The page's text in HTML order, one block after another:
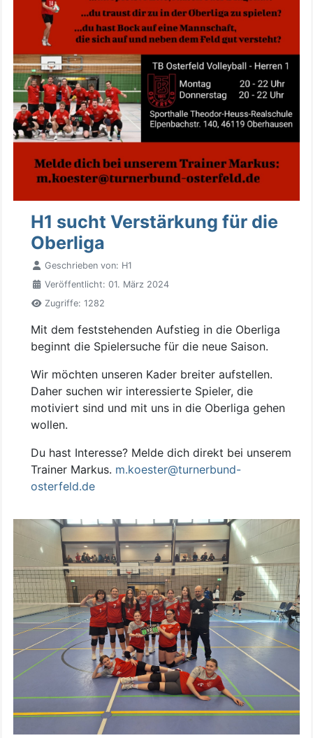
H1 sucht Verstärkung für die
Oberliga
Geschrieben von: H1
Veröffentlicht: 01. März 2024
Zugriffe: 1282
Mit dem feststehenden Aufstieg in die Oberliga
beginnt die Spielersuche für die neue Saison.
Wir möchten unseren Kader breiter aufstellen.
Daher suchen wir interessierte Spieler, die
motiviert sind und mit uns in die Oberliga gehen
wollen.
Du hast Interesse? Melde dich direkt bei unserem
Trainer Markus. m.koester@turnerbund-
osterfeld.de